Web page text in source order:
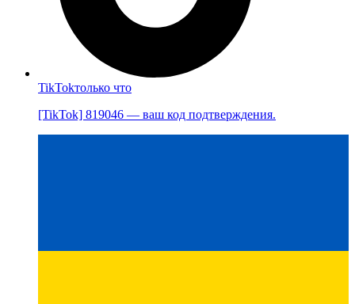
TikTokтолько что
[TikTok] 819046 — ваш код подтверждения.